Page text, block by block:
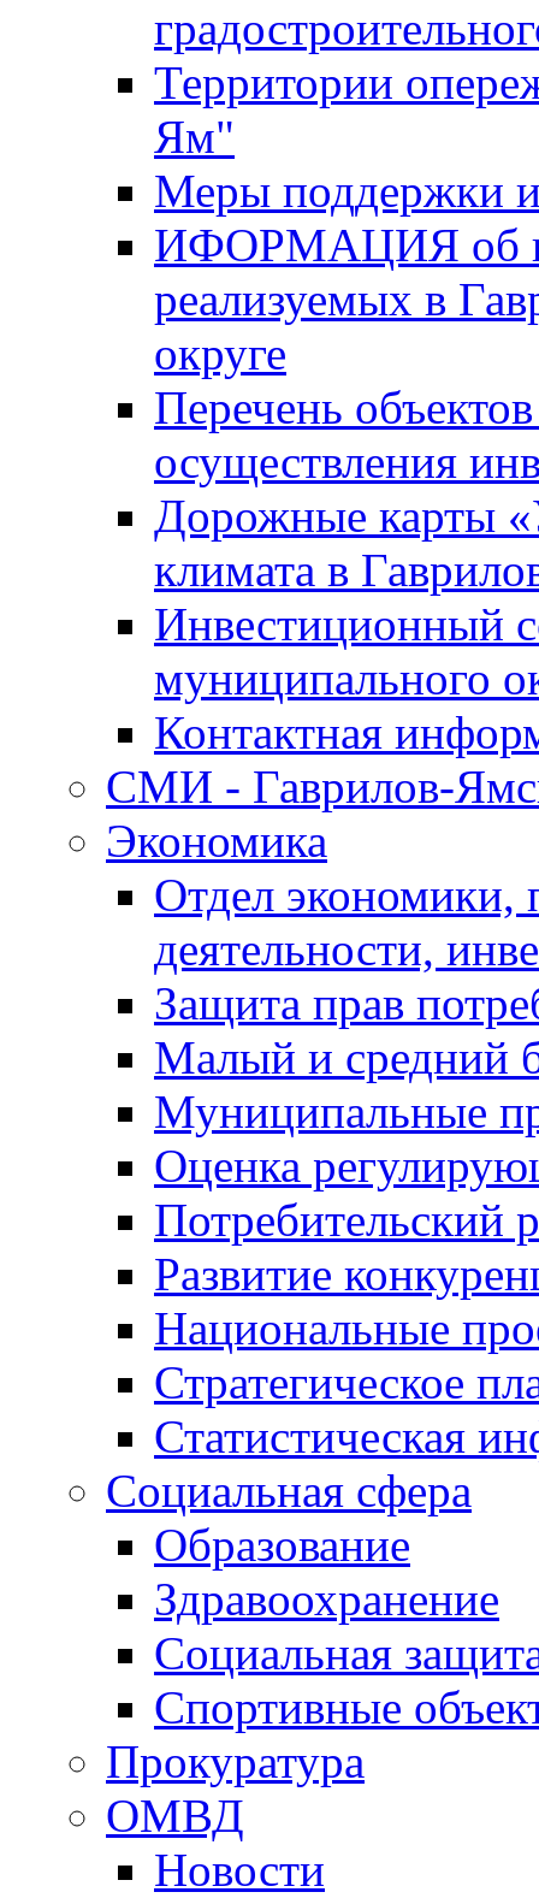
Территории
Ям"
Меры поддержки
ИФОРМАЦИЯ об
реализуемых в
округе
Перечень
осуществления
Дорожные карты
климата в
Инвестиционный
муниципального
Контактная
СМИ - Гаврилов-
Экономика
Отдел экономики,
деятельности,
Защита прав
Малый и средний
Муниципальные
Оценка
Потребительский
Развитие
Национальные
Стратегическое
Статистическая
Социальная сфера
Образование
Здравоохранение
Социальная
Спортивные
Прокуратура
ОМВД
Новости